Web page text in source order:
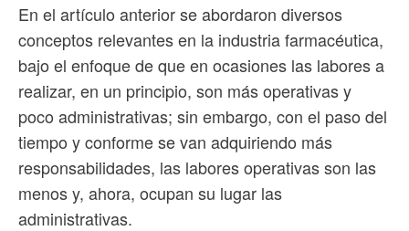
En el artículo anterior se abordaron diversos
conceptos relevantes en la industria farmacéutica,
bajo el enfoque de que en ocasiones las labores a
realizar, en un principio, son más operativas y
poco administrativas; sin embargo, con el paso del
tiempo y conforme se van adquiriendo más
responsabilidades, las labores operativas son las
menos y, ahora, ocupan su lugar las
administrativas.